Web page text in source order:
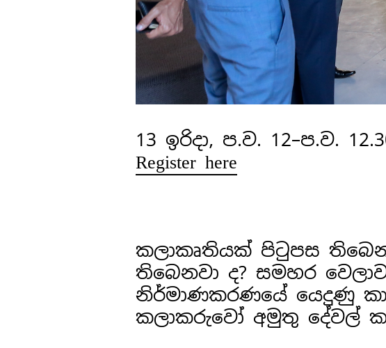
13 ඉරිදා, ප.ව. 12–ප.ව.
Register here
කලාකෘතියක් පිටුපස
තිබෙනවා ද? සමහර
නිර්මාණකරණයේ යෙදුණු
කලාකරුවෝ අමුතු දේවල්